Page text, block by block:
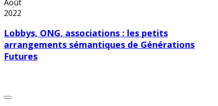
Août
2022
Lobbys, ONG, associations : les petits
arrangements sémantiques de Générations
Futures
Scroll